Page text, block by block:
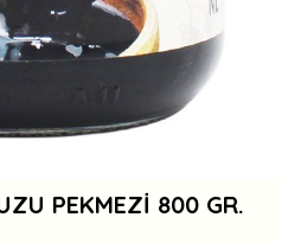
PEKMEZI 800 GR.